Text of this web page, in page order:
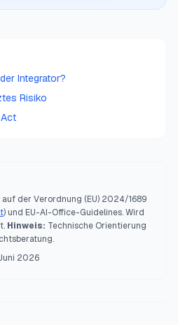
Integrator?
Risiko
auf der Verordnung (EU) 2024/1689
) und EU-AI-Office-Guidelines. Wird
Hinweis: Technische Orientierung
2026